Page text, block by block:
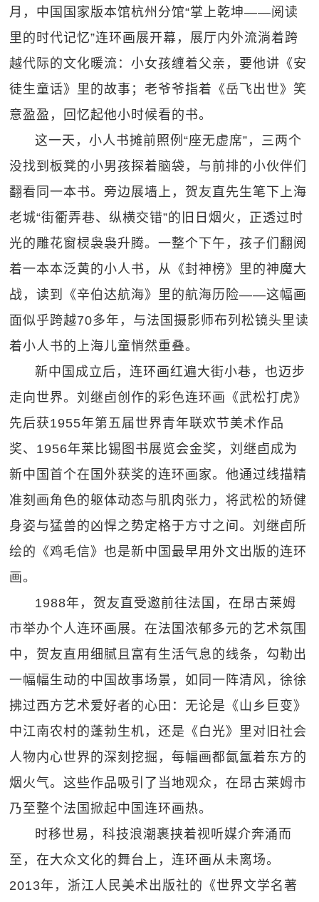
月，中国国家版本馆杭州分馆“掌上乾坤——阅读
里的时代记忆”连环画展开幕，展厅内外流淌着跨
越代际的文化暖流：小女孩缠着父亲，要他讲《安
徒生童话》里的故事；老爷爷指着《岳飞出世》笑
意盈盈，回忆起他小时候看的书。
这一天，小人书摊前照例“座无虚席”，三两个
没找到板凳的小男孩探着脑袋，与前排的小伙伴们
翻看同一本书。旁边展墙上，贺友直先生笔下上海
老城“街衢弄巷、纵横交错”的旧日烟火，正透过时
光的雕花窗棂袅袅升腾。一整个下午，孩子们翻阅
着一本本泛黄的小人书，从《封神榜》里的神魔大
战，读到《辛伯达航海》里的航海历险——这幅画
面似乎跨越70多年，与法国摄影师布列松镜头里读
着小人书的上海儿童悄然重叠。
新中国成立后，连环画红遍大街小巷，也迈步
走向世界。刘继卣创作的彩色连环画《武松打虎》
先后获1955年第五届世界青年联欢节美术作品
奖、1956年莱比锡图书展览会金奖，刘继卣成为
新中国首个在国外获奖的连环画家。他通过线描精
准刻画角色的躯体动态与肌肉张力，将武松的矫健
身姿与猛兽的凶悍之势定格于方寸之间。刘继卣所
绘的《鸡毛信》也是新中国最早用外文出版的连环
画。
1988年，贺友直受邀前往法国，在昂古莱姆
市举办个人连环画展。在法国浓郁多元的艺术氛围
中，贺友直用细腻且富有生活气息的线条，勾勒出
一幅幅生动的中国故事场景，如同一阵清风，徐徐
拂过西方艺术爱好者的心田：无论是《山乡巨变》
中江南农村的蓬勃生机，还是《白光》里对旧社会
人物内心世界的深刻挖掘，每幅画都氤氲着东方的
烟火气。这些作品吸引了当地观众，在昂古莱姆市
乃至整个法国掀起中国连环画热。
时移世易，科技浪潮裹挟着视听媒介奔涌而
至，在大众文化的舞台上，连环画从未离场。
2013年，浙江人民美术出版社的《世界文学名著